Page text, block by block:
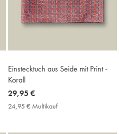
Einstecktuch aus Seide mit Print -
Korall
now
29,95
29,95 €
24,95 € Multikauf24,95